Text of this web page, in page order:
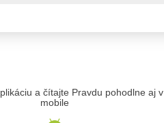
a čítajte Pravdu pohodlne aj v
mobile